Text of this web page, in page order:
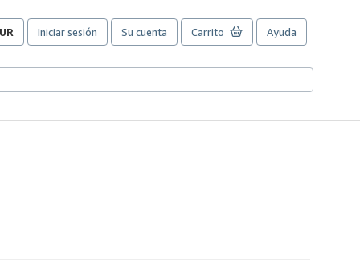
Iniciar sesión Su cuenta Carrito Ayuda